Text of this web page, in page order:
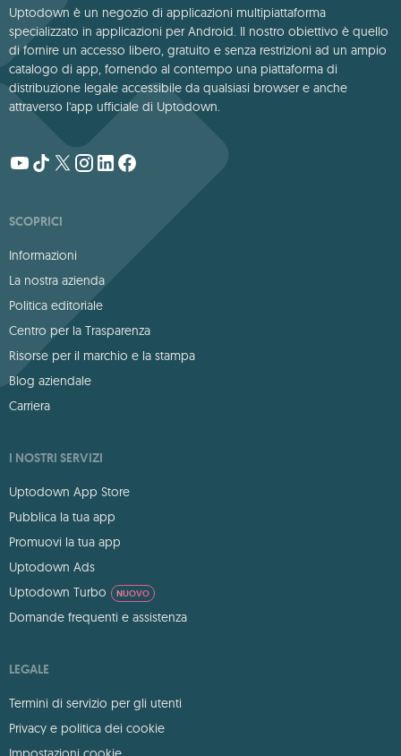
Uptodown è un negozio di applicazioni multipiattaforma
specializzato in applicazioni per Android. Il nostro obiettivo è quello
di fornire un accesso libero, gratuito e senza restrizioni ad un ampio
catalogo di app, fornendo al contempo una piattaforma di
distribuzione legale accessibile da qualsiasi browser e anche
attraverso l'app ufficiale di Uptodown.
SCOPRICI
Informazioni
La nostra azienda
Politica editoriale
Centro per la Trasparenza
Risorse per il marchio e la stampa
Blog aziendale
Carriera
I NOSTRI SERVIZI
Uptodown App Store
Pubblica la tua app
Promuovi la tua app
Uptodown Ads
Uptodown Turbo
NUOVO
Domande frequenti e assistenza
LEGALE
Termini di servizio per gli utenti
Privacy e politica dei cookie